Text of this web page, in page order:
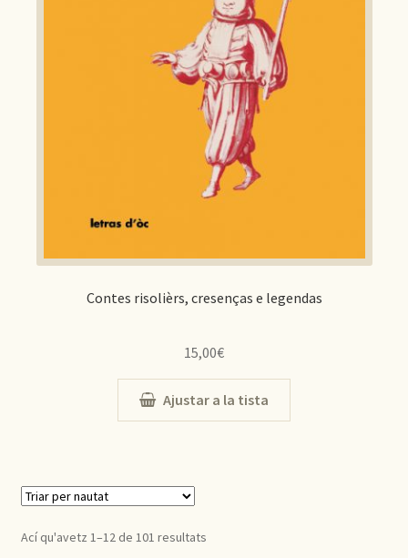
Contes risolièrs, cresenças e legendas
15,00€
Ajustar a la tista
Ací qu'avetz 1–12 de 101 resultats